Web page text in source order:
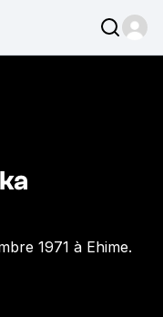
1971 à Ehime.